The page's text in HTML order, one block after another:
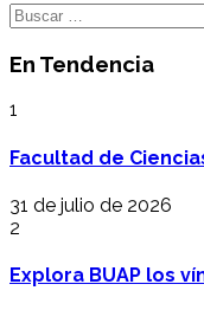
Buscar:
En Tendencia
1
Facultad de
31 de julio de 2026
2
Explora BUAP los